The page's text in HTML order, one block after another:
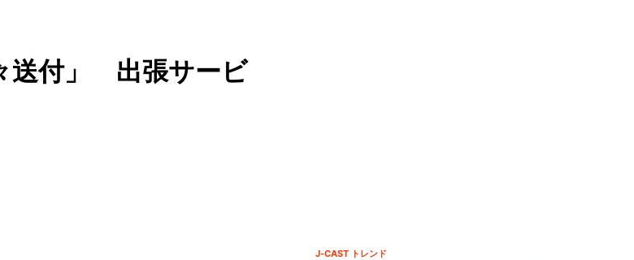
送付」 出張サービ
J-CAST トレンド